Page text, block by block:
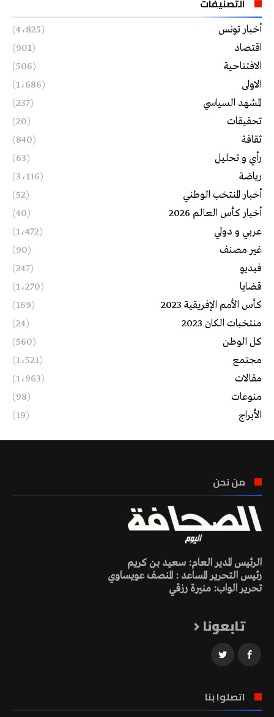
التصنيفات
أخبار تونس
(4٬825)
اقتصاد
(901)
الافتتاحية
(506)
الاولى
(1٬686)
المشهد السياسي
(237)
تحقيقات
(20)
ثقافة
(840)
رأي و تحليل
(63)
رياضة
(3٬116)
أخبار المنتخب الوطني
(52)
أخبار كأس العالم 2026
(40)
عربي و دولي
(1٬472)
غير مصنف
(90)
فيديو
(247)
قضايا
(1٬270)
كأس الأمم الإفريقية 2023
(169)
منتخبات الكان 2023
(24)
كل الوطن
(560)
مجتمع
(1٬521)
مقالات
(1٬963)
منوعات
(98)
الأبراج
(19)
من نحن
الرئيس المدير العام: سعيد بن كريم
رئيس التحرير المساعد : المنصف عويساوي
تحرير الواب: منيرة رزقي
تابعونا
اتصلوا بنا